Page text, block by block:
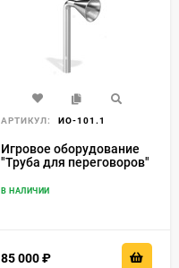
АРТИКУЛ: ИО-101.1
Игровое оборудование
"Труба для переговоров"
В НАЛИЧИИ
85 000